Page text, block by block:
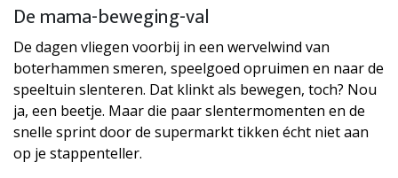
De mama-beweging-val
De dagen vliegen voorbij in een wervelwind van
boterhammen smeren, speelgoed opruimen en naar de
speeltuin slenteren. Dat klinkt als bewegen, toch? Nou
ja, een beetje. Maar die paar slentermomenten en de
snelle sprint door de supermarkt tikken écht niet aan
op je stappenteller.